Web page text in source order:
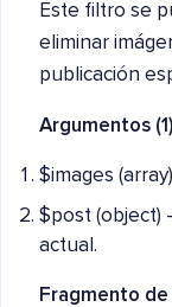
Este filtro se
eliminar
publicación
Argumentos (1)
$images
$post (object)
actual.
Fragmento